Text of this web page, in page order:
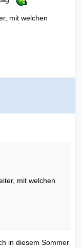
mit welchen
mit welchen
in diesem Sommer